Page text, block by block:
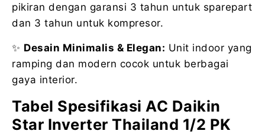
pikiran dengan garansi 3 tahun untuk sparepart
dan 3 tahun untuk kompresor.
✨ Desain Minimalis & Elegan: Unit indoor yang
ramping dan modern cocok untuk berbagai
gaya interior.
Tabel Spesifikasi AC Daikin
Star Inverter Thailand 1/2 PK